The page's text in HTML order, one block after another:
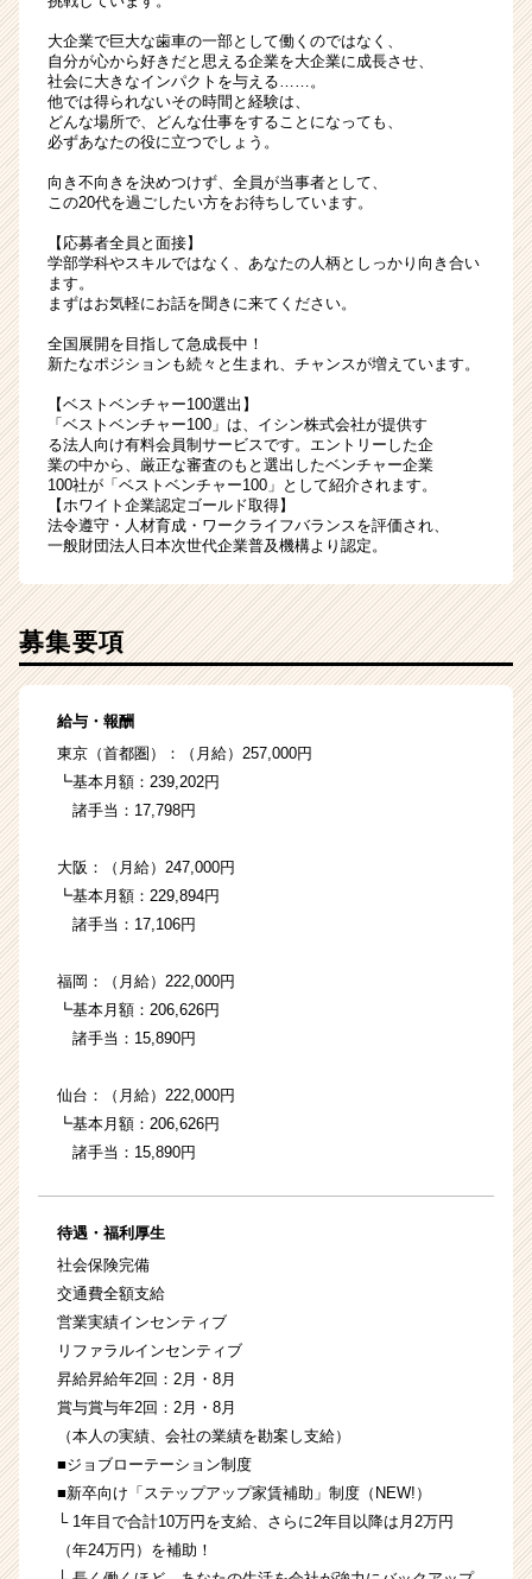
大企業で巨大な歯車の一部として働くのではなく、
自分が心から好きだと思える企業を大企業に成長させ、
社会に大きなインパクトを与える……。
他では得られないその時間と経験は、
どんな場所で、どんな仕事をすることになっても、
必ずあなたの役に立つでしょう。
向き不向きを決めつけず、全員が当事者として、
この20代を過ごしたい方をお待ちしています。
【応募者全員と面接】
学部学科やスキルではなく、あなたの人柄としっかり向き合い
ます。
まずはお気軽にお話を聞きに来てください。
全国展開を目指して急成長中！
新たなポジションも続々と生まれ、チャンスが増えています。
【ベストベンチャー100選出】
「ベストベンチャー100」は、イシン株式会社が提供す
る法人向け有料会員制サービスです。エントリーした企
業の中から、厳正な審査のもと選出したベンチャー企業
100社が「ベストベンチャー100」として紹介されます。
【ホワイト企業認定ゴールド取得】
法令遵守・人材育成・ワークライフバランスを評価され、
一般財団法人日本次世代企業普及機構より認定。
募集要項
給与・報酬
東京（首都圏）：（月給）257,000円
┗基本月額：239,202円
諸手当：17,798円
大阪：（月給）247,000円
┗基本月額：229,894円
諸手当：17,106円
福岡：（月給）222,000円
┗基本月額：206,626円
諸手当：15,890円
仙台：（月給）222,000円
┗基本月額：206,626円
諸手当：15,890円
待遇・福利厚生
社会保険完備
交通費全額支給
営業実績インセンティブ
リファラルインセンティブ
昇給昇給年2回：2月・8月
賞与賞与年2回：2月・8月
（本人の実績、会社の業績を勘案し支給）
■ジョブローテーション制度
■新卒向け「ステップアップ家賃補助」制度（NEW!）
└ 1年目で合計10万円を支給、さらに2年目以降は月2万円
（年24万円）を補助！